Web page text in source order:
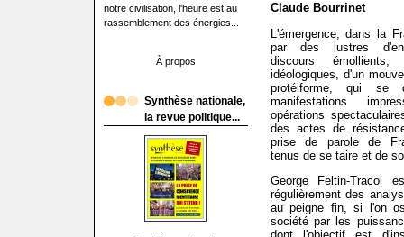
notre civilisation, l'heure est au
rassemblement des énergies...
À propos
Synthèse nationale,
la revue politique...
Claude Bourrinet
L'émergence, dans la
par des lustres
discours
idéologiques, d'un
protéiforme, qui se
manifestations
opérations
des actes de
prise de parole de
tenus de se taire et de
George Feltin-Tracol
régulièrement des
au peigne fin, si l'on
société par les